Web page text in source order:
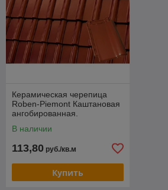
Керамическая черепица
Roben-Piemont Каштановая
ангобированная.
В наличии
113,80 руб./кв.м
Купить